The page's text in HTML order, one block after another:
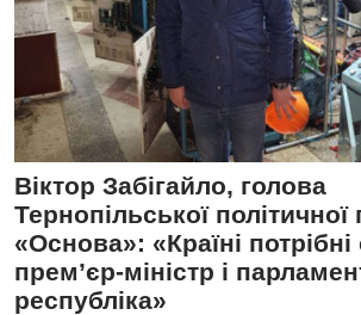
Віктор Забігайло, голова
Тернопільської політичної
«Основа»: «Країні
прем’єр-міністр і
республіка»